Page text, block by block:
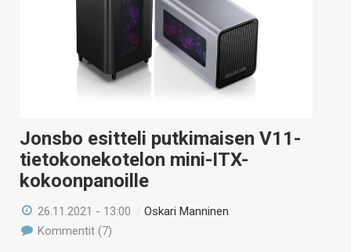
Jonsbo esitteli putkimaisen V11-
tietokonekotelon mini-ITX-
kokoonpanoille
26.11.2021 - 13:00 /Oskari Manninen
Kommentit (7)